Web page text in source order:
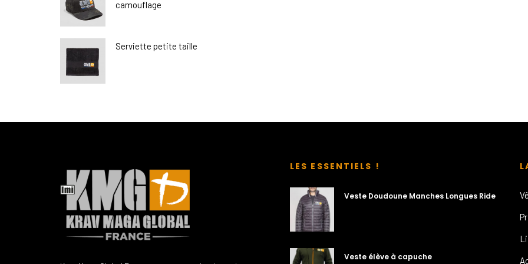
camouflage
Serviette petite taille
LES ESSENTIELS !
Veste Doudoune Manches Longues Ride
Veste élève à capuche